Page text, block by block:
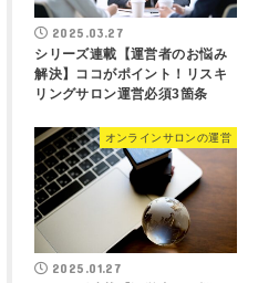
2025.03.27
シリーズ連載【運営者のお悩み
解決】ココがポイント！リスキ
リングサロン運営必須3箇条
オンラインサロンの運営
2025.01.27